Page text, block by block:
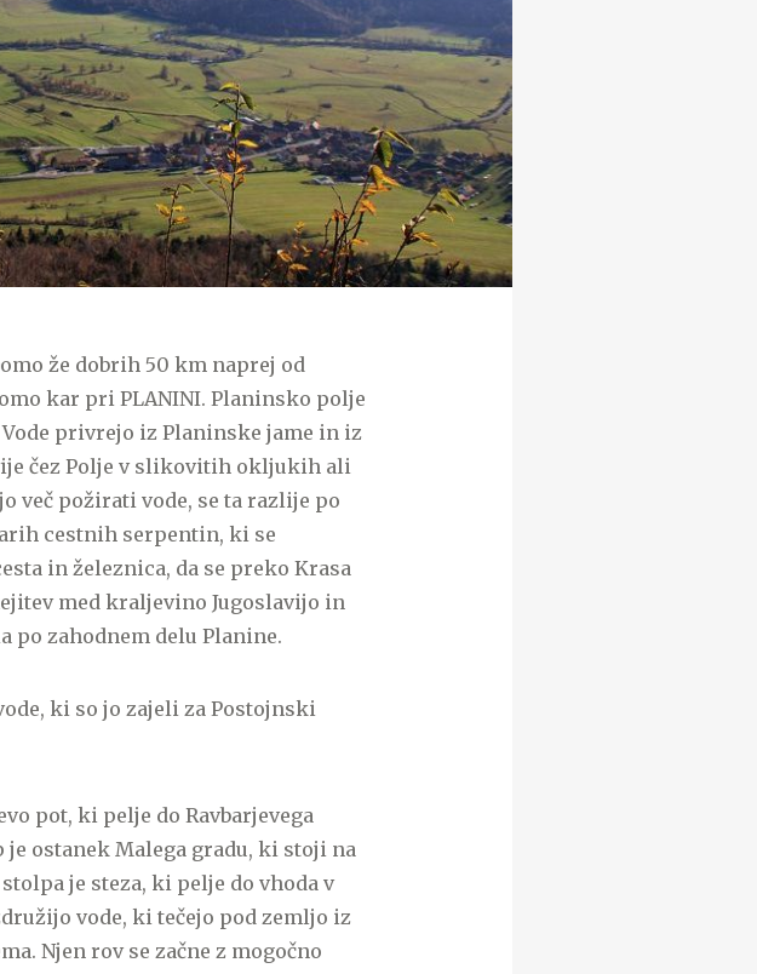
že dobrih 50 km naprej od
kar pri PLANINI. Planinsko polje
privrejo iz Planinske jame in iz
čez Polje v slikovitih okljukih ali
več požirati vode, se ta razlije po
cestnih serpentin, ki se
in železnica, da se preko Krasa
med kraljevino Jugoslavijo in
po zahodnem delu Planine.
ki so jo zajeli za Postojnski
pot, ki pelje do Ravbarjevega
ostanek Malega gradu, ki stoji na
je steza, ki pelje do vhoda v
vode, ki tečejo pod zemljo iz
Njen rov se začne z mogočno